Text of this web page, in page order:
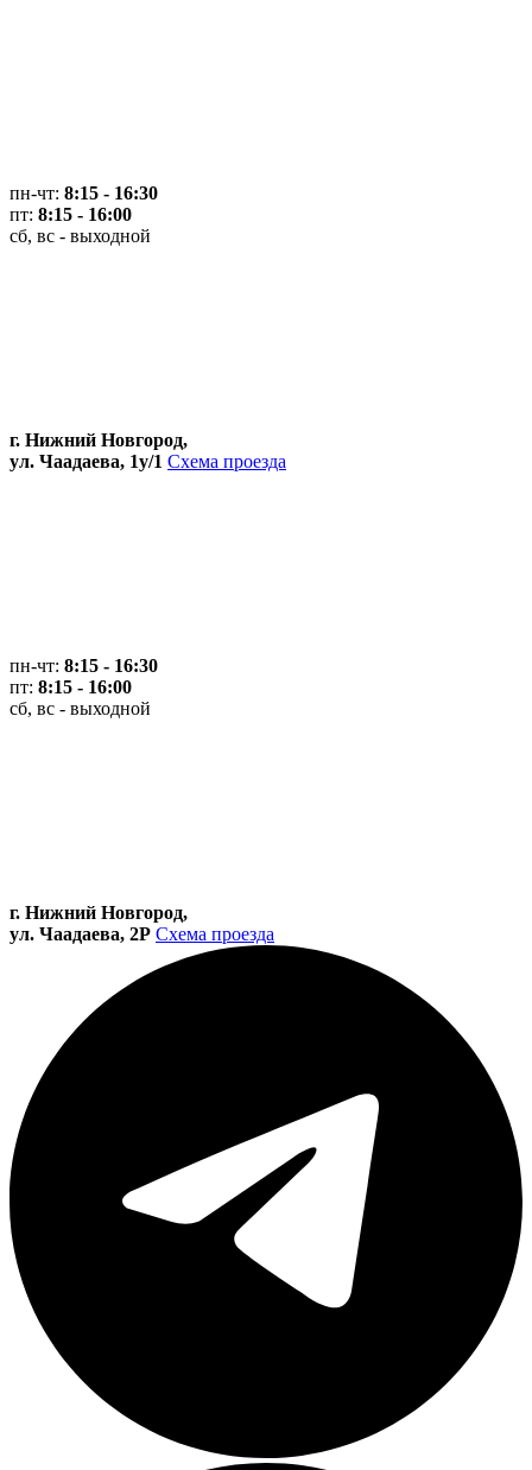
пн-чт: 8:15 - 16:30
пт: 8:15 - 16:00
сб, вс - выходной
г. Нижний Новгород,
ул. Чаадаева, 1у/1 Схема проезда
пн-чт: 8:15 - 16:30
пт: 8:15 - 16:00
сб, вс - выходной
г. Нижний Новгород,
ул. Чаадаева, 2Р Схема проезда